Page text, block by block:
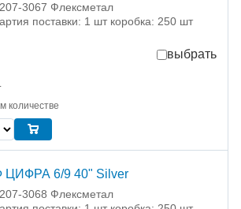
3067 Флексметал
поставки: 1 шт коробка: 250 шт
выбрать
количестве
ЦИФРА 6/9 40" Silver
3068 Флексметал